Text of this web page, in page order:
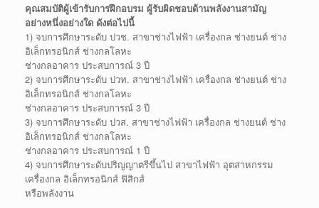
คุณสมบัติผู้เข้ารับการฝึกอบรม ผู้รับผิดชอบด้านพลังงานสามัญ
อย่างหนึ่งอย่างใด ดังต่อไปนี้
1) จบการศึกษาระดับ ปวช. สาขาช่างไฟฟ้า เครื่องกล ช่างยนต์ ช่าง
อิเล็กทรอนิกส์ ช่างกลโลหะ
ช่างกลอาคาร ประสบการณ์ 3 ปี
2) จบการศึกษาระดับ ปวท. สาขาช่างไฟฟ้า เครื่องกล ช่างยนต์ ช่าง
อิเล็กทรอนิกส์ ช่างกลโลหะ
ช่างกลอาคาร ประสบการณ์ 3 ปี
3) จบการศึกษาระดับ ปวส. สาขาช่างไฟฟ้า เครื่องกล ช่างยนต์ ช่าง
อิเล็กทรอนิกส์ ช่างกลโลหะ
ช่างกลอาคาร ประสบการณ์ 1 ปี
4) จบการศึกษาระดับปริญญาตรีขึ้นไป สาขาไฟฟ้า อุตสาหกรรม
เครื่องกล อิเล็กทรอนิกส์ ฟิสิกส์
หรือพลังงาน